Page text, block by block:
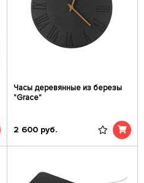
Часы деревянные из березы
"Grace"
2 600 руб.